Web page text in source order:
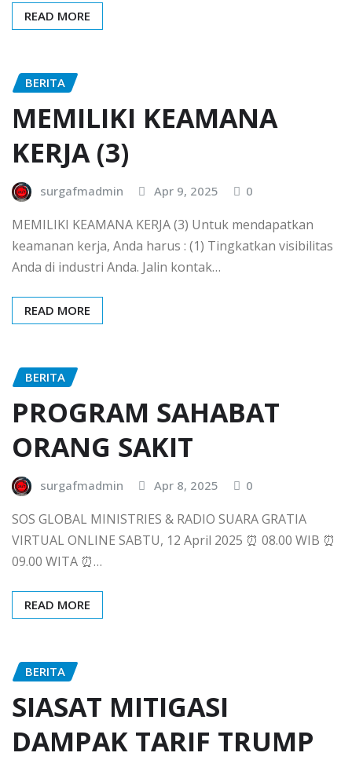
READ MORE
BERITA
MEMILIKI KEAMANA
KERJA (3)
surgafmadmin Apr 9, 2025 0
MEMILIKI KEAMANA KERJA (3) Untuk mendapatkan
keamanan kerja, Anda harus : (1) Tingkatkan visibilitas
Anda di industri Anda. Jalin kontak…
READ MORE
BERITA
PROGRAM SAHABAT
ORANG SAKIT
surgafmadmin Apr 8, 2025 0
SOS GLOBAL MINISTRIES & RADIO SUARA GRATIA
VIRTUAL ONLINE SABTU, 12 April 2025 ⏰ 08.00 WIB ⏰
09.00 WITA ⏰…
READ MORE
BERITA
SIASAT MITIGASI
DAMPAK TARIF TRUMP